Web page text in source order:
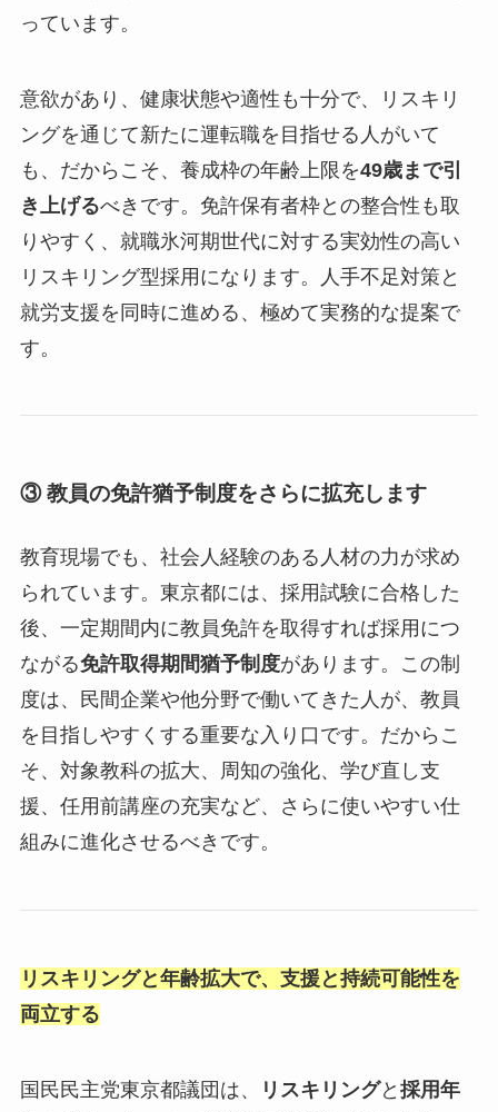
っています。
意欲があり、健康状態や適性も十分で、リスキリ
ングを通じて新たに運転職を目指せる人がいて
も、だからこそ、養成枠の年齢上限を49歳まで引
き上げるべきです。免許保有者枠との整合性も取
りやすく、就職氷河期世代に対する実効性の高い
リスキリング型採用になります。人手不足対策と
就労支援を同時に進める、極めて実務的な提案で
す。
③ 教員の免許猶予制度をさらに拡充します
教育現場でも、社会人経験のある人材の力が求め
られています。東京都には、採用試験に合格した
後、一定期間内に教員免許を取得すれば採用につ
ながる免許取得期間猶予制度があります。この制
度は、民間企業や他分野で働いてきた人が、教員
を目指しやすくする重要な入り口です。だからこ
そ、対象教科の拡大、周知の強化、学び直し支
援、任用前講座の充実など、さらに使いやすい仕
組みに進化させるべきです。
リスキリングと年齢拡大で、支援と持続可能性を
両立する
国民民主党東京都議団は、 リスキリングと 採用年